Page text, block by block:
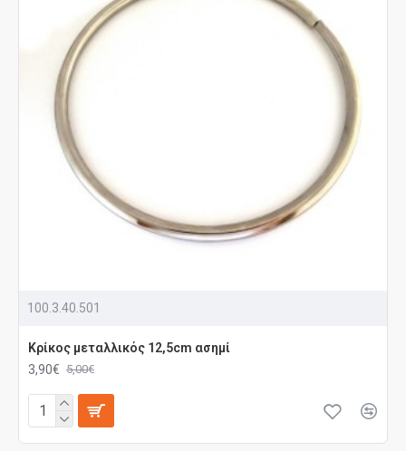
100.3.40.501
Κρίκος μεταλλικός 12,5cm ασημί
3,90€ 5,00€